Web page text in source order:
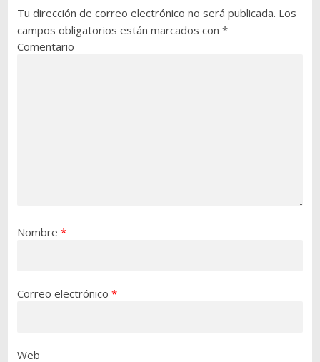
Tu dirección de correo electrónico no será publicada. Los
campos obligatorios están marcados con *
Comentario
Nombre *
Correo electrónico *
Web